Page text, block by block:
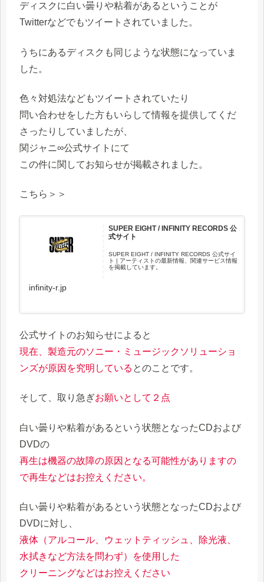
ディスクに白い曇りや粘着があるということが
Twitterなどでもツイートされていました。
うちにあるディスクも同じような状態になっていま
した。
色々対処法などもツイートされていたり
問い合わせをした方もいらして情報を提供してくだ
さったりしていましたが、
関ジャニ∞公式サイトにて
この件に関してお知らせが掲載されました。
こちら＞＞
SUPER EIGHT / INFINITY RECORDS 公
式サイト
SUPER EIGHT / INFINITY RECORDS 公式サイ
ト | アーティストの最新情報、関連サービス情報
を掲載しています。
infinity-r.jp
公式サイトのお知らせによると
現在、製造元のソニー・ミュージックソリューショ
ンズが原因を究明している とのことです。
そして、取り急ぎお願いとして２点
白い曇りや粘着があるという状態となったCDおよび
DVDの
再生は機器の故障の原因となる可能性がありますの
で再生などはお控えください。
白い曇りや粘着があるという状態となったCDおよび
DVDに対し、
液体（アルコール、ウェットティッシュ、除光液、
水拭きなど方法を問わず）を使用した
クリーニングなどはお控えください